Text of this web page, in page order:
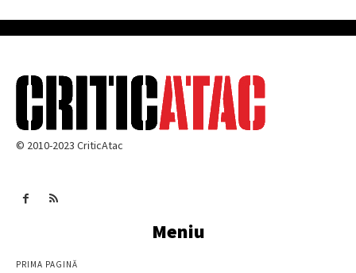
© 2010-2023 CriticAtac
Meniu
PRIMA PAGINĂ